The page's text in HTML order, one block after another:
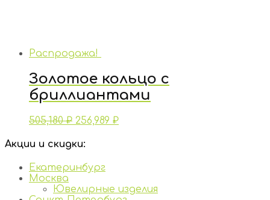
Распродажа!
Золотое кольцо с
бриллиантами
505,180₽ 256,989 ₽
Акции и скидки:
Екатеринбург
Москва
Ювелирные изделия